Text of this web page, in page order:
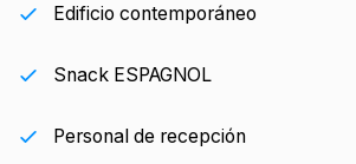
Edificio contemporáneo
Snack ESPAGNOL
Personal de recepción